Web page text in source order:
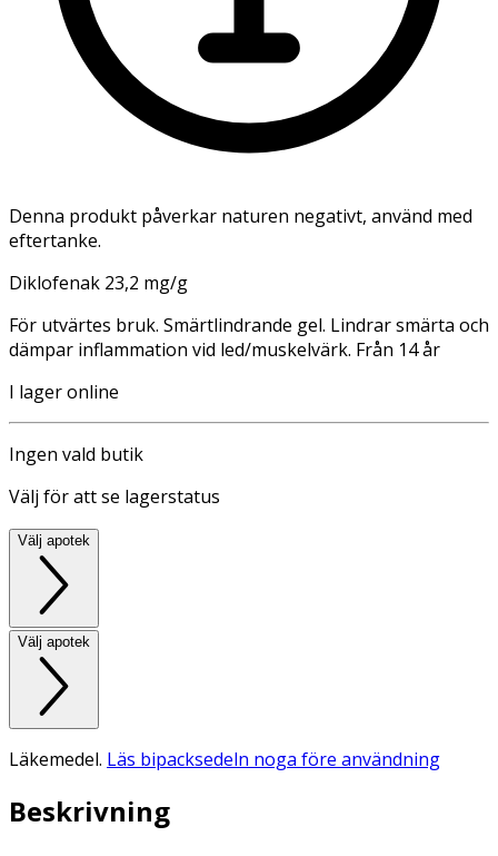
Denna produkt påverkar naturen negativt, använd med
eftertanke.
Diklofenak 23,2 mg/g
För utvärtes bruk. Smärtlindrande gel. Lindrar smärta och
dämpar inflammation vid led/muskelvärk. Från 14 år
I lager online
Ingen vald butik
Välj för att se lagerstatus
Välj apotek
Välj apotek
Läkemedel. Läs bipacksedeln noga före användning
Beskrivning